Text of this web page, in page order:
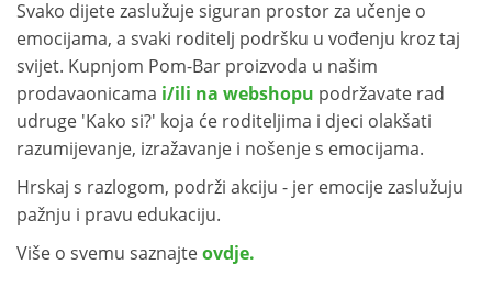
Svako dijete zaslužuje siguran prostor za učenje o
emocijama, a svaki roditelj podršku u vođenju kroz taj
svijet. Kupnjom Pom-Bar proizvoda u našim
prodavaonicama i/ili na webshopu podržavate rad
udruge 'Kako si?' koja će roditeljima i djeci olakšati
razumijevanje, izražavanje i nošenje s emocijama.
Hrskaj s razlogom, podrži akciju - jer emocije zaslužuju
pažnju i pravu edukaciju.
Više o svemu saznajteovdje.